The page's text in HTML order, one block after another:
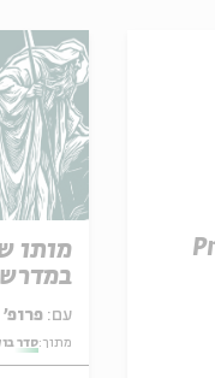
מותו
עם: פרופ' אביגדור שנאן
מתוך:סדר